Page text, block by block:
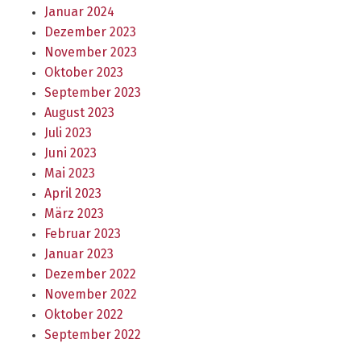
Januar 2024
Dezember 2023
November 2023
Oktober 2023
September 2023
August 2023
Juli 2023
Juni 2023
Mai 2023
April 2023
März 2023
Februar 2023
Januar 2023
Dezember 2022
November 2022
Oktober 2022
September 2022